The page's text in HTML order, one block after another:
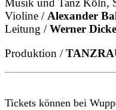
Musik und Tanz Köln,
Violine /Alexander
Leitung /Werner
Produktion /
Tickets können bei